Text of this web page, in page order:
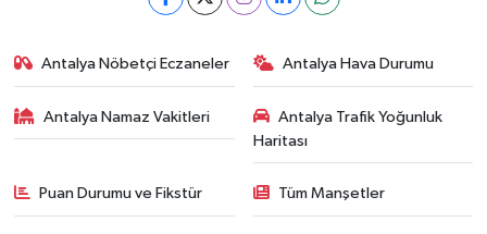
Antalya Nöbetçi Eczaneler Antalya Hava Durumu
Antalya Namaz Vakitleri
Antalya Trafik Yoğunluk
Haritası
Puan Durumu ve Fikstür Tüm Manşetler